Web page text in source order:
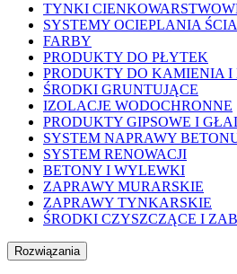
TYNKI
SYSTEMY OCIEPLANIA
FARBY
PRODUKTY DO PŁYTEK
PRODUKTY DO KAMIENIA
ŚRODKI GRUNTUJĄCE
IZOLACJE WODOCHRONNE
PRODUKTY GIPSOWE I
SYSTEM NAPRAWY
SYSTEM RENOWACJI
BETONY I WYLEWKI
ZAPRAWY MURARSKIE
ZAPRAWY TYNKARSKIE
ŚRODKI CZYSZCZĄCE I
Rozwiązania